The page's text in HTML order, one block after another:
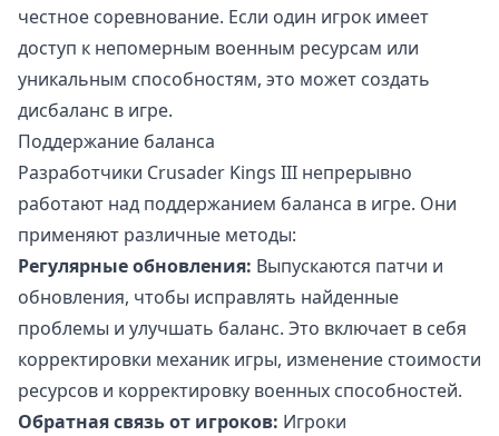
честное соревнование. Если один игрок имеет
доступ к непомерным военным ресурсам или
уникальным способностям, это может создать
дисбаланс в игре.
Поддержание баланса
Разработчики Crusader Kings III непрерывно
работают над поддержанием баланса в игре. Они
применяют различные методы:
Регулярные обновления: Выпускаются патчи и
обновления, чтобы исправлять найденные
проблемы и улучшать баланс. Это включает в себя
корректировки механик игры, изменение стоимости
ресурсов и корректировку военных способностей.
Обратная связь от игроков: Игроки